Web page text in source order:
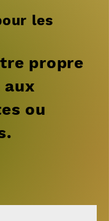
les
propre
aux
ou